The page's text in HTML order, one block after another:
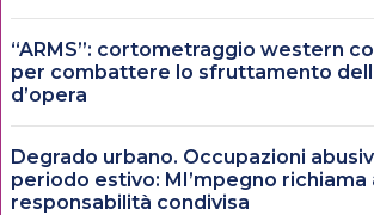
“ARMS”: cortometraggio western
per combattere lo sfruttamento
d’opera
Degrado urbano. Occupazioni
periodo estivo: MI’mpegno richiama
responsabilità condivisa